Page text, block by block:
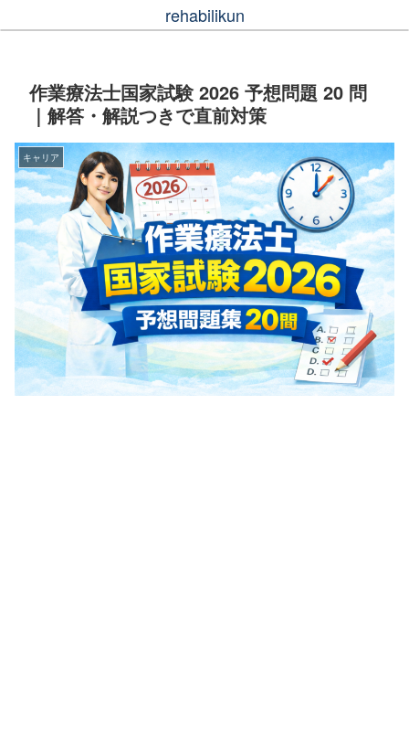
rehabilikun
作業療法士国家試験 2026 予想問題 20 問
｜解答・解説つきで直前対策
キャリア